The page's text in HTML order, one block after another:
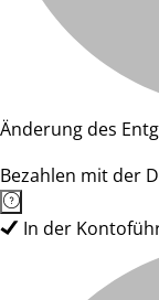
Änderung des
Bezahlen mit der
In der